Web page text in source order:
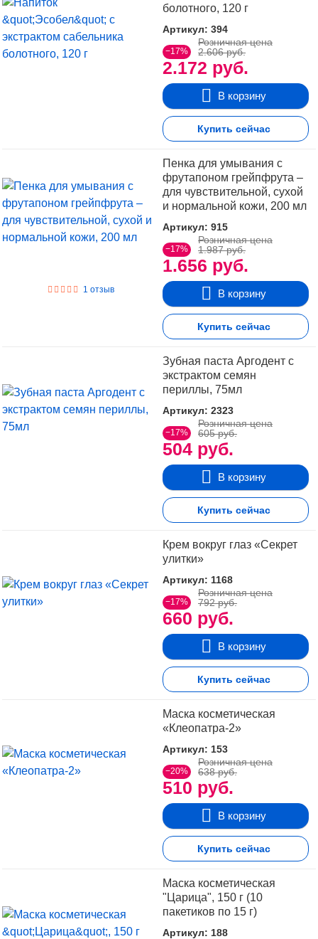
болотного, 120 г
Артикул: 394
−17%
2.172 руб.
Розничная цена
2.606 руб.
В корзину
Купить сейчас
1 отзыв
Пенка для умывания с
фрутапоном грейпфрута –
для чувствительной, сухой
и нормальной кожи, 200 мл
Артикул: 915
−17%
1.656 руб.
Розничная цена
1.987 руб.
В корзину
Купить сейчас
Зубная паста Аргодент с
экстрактом семян
периллы, 75мл
Артикул: 2323
−17%
504 руб.
Розничная цена
605 руб.
В корзину
Купить сейчас
Крем вокруг глаз «Секрет
улитки»
Артикул: 1168
−17%
660 руб.
Розничная цена
792 руб.
В корзину
Купить сейчас
Маска косметическая
«Клеопатра-2»
Артикул: 153
−20%
510 руб.
Розничная цена
638 руб.
В корзину
Купить сейчас
Маска косметическая
"Царица", 150 г (10
пакетиков по 15 г)
Артикул: 188